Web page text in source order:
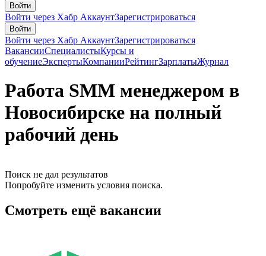
Войти
Войти через Хабр АккаунтЗарегистрироваться
Войти
Войти через Хабр АккаунтЗарегистрироваться
ВакансииСпециалистыКурсы и
обучениеЭкспертыКомпанииРейтингЗарплатыЖурнал
Работа SMM менеджером в
Новосибирске на полный
рабочий день
Поиск не дал результатов
Попробуйте изменить условия поиска.
Смотреть ещё вакансии